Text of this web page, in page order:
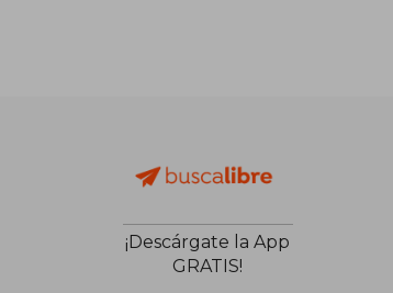
¡Descárgate la App
GRATIS!